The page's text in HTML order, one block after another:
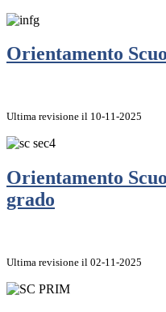
Orientamento
Ultima revisione il 10-11-2025
Orientamento
grado
Ultima revisione il 02-11-2025